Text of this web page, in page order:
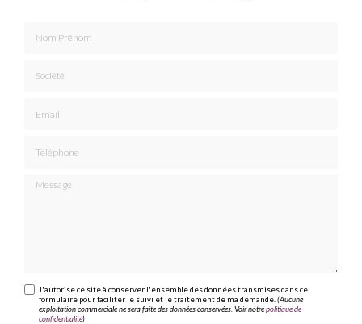
Message
J'autorise ce site à conserver l'ensemble des données transmises dans ce
formulaire pour faciliter le suivi et le traitement de ma demande.(Aucune
exploitation commerciale ne sera faite des données conservées. Voir notrepolitique de
confidentialité)